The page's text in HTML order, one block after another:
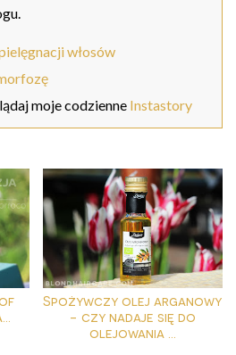
włosów
moje codzienne Instastory
Spożywczy olej arganowy
- czy nadaje się do
olejowania ...